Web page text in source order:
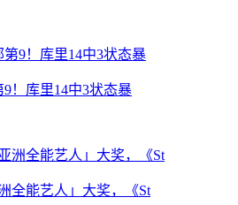
！库里14中3状态暴
全能艺人」大奖，《St